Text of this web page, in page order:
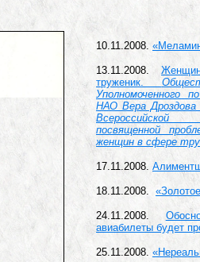
10.11.2008.
13.11.2008.
труженик.
Уполномоченного
НАО Вера
посвященной
женщин в сфере
17.11.2008.
18.11.2008.
24.11.2008.
авиабилеты будет
25.11.2008.